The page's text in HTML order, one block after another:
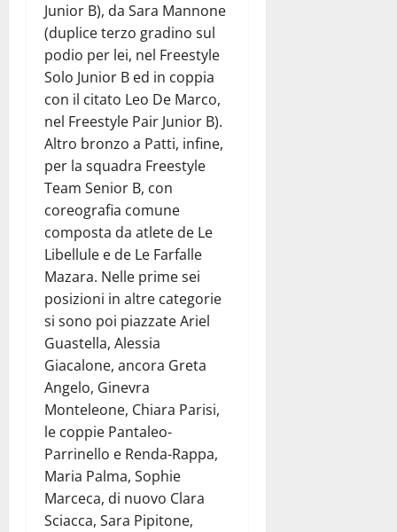
Junior B), da Sara Mannone
(duplice terzo gradino sul
podio per lei, nel Freestyle
Solo Junior B ed in coppia
con il citato Leo De Marco,
nel Freestyle Pair Junior B).
Altro bronzo a Patti, infine,
per la squadra Freestyle
Team Senior B, con
coreografia comune
composta da atlete de Le
Libellule e de Le Farfalle
Mazara. Nelle prime sei
posizioni in altre categorie
si sono poi piazzate Ariel
Guastella, Alessia
Giacalone, ancora Greta
Angelo, Ginevra
Monteleone, Chiara Parisi,
le coppie Pantaleo-
Parrinello e Renda-Rappa,
Maria Palma, Sophie
Marceca, di nuovo Clara
Sciacca, Sara Pipitone,